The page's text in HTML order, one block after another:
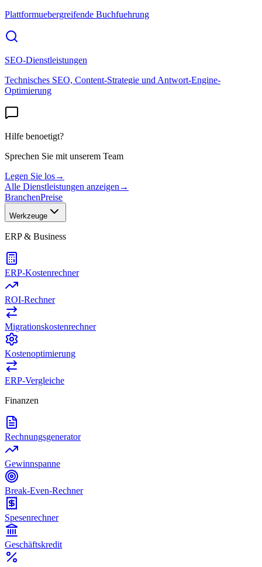
Plattformuebergreifende Buchfuehrung
SEO-Dienstleistungen
Technisches SEO, Content-Strategie und Antwort-Engine-
Optimierung
Hilfe benoetigt?
Sprechen Sie mit unserem Team
Legen Sie los→
Alle Dienstleistungen anzeigen →
BranchenPreise
Werkzeuge
ERP & Business
ERP-Kostenrechner
ROI-Rechner
Migrationskostenrechner
Kostenoptimierung
ERP-Vergleiche
Finanzen
Rechnungsgenerator
Gewinnspanne
Break-Even-Rechner
Spesenrechner
Geschäftskredit